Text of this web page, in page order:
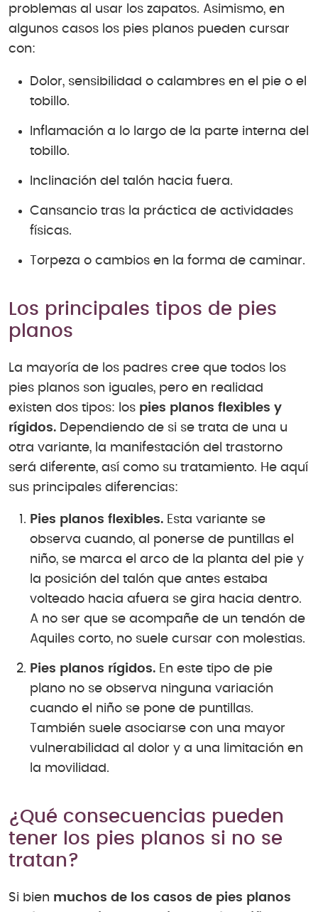
problemas al usar los zapatos. Asimismo, en
algunos casos los pies planos pueden cursar
con:
Dolor, sensibilidad o calambres en el pie o el
tobillo.
Inflamación a lo largo de la parte interna del
tobillo.
Inclinación del talón hacia fuera.
Cansancio tras la práctica de actividades
físicas.
Torpeza o cambios en la forma de caminar.
Los principales tipos de pies
planos
La mayoría de los padres cree que todos los
pies planos son iguales, pero en realidad
existen dos tipos: los pies planos flexibles y
rígidos. Dependiendo de si se trata de una u
otra variante, la manifestación del trastorno
será diferente, así como su tratamiento. He aquí
sus principales diferencias:
Pies planos flexibles. Esta variante se
observa cuando, al ponerse de puntillas el
niño, se marca el arco de la planta del pie y
la posición del talón que antes estaba
volteado hacia afuera se gira hacia dentro.
A no ser que se acompañe de un tendón de
Aquiles corto, no suele cursar con molestias.
Pies planos rígidos. En este tipo de pie
plano no se observa ninguna variación
cuando el niño se pone de puntillas.
También suele asociarse con una mayor
vulnerabilidad al dolor y a una limitación en
la movilidad.
¿Qué consecuencias pueden
tener los pies planos si no se
tratan?
Si bien muchos de los casos de pies planos